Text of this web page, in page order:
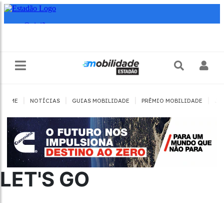
HOME NOTÍCIAS GUIAS MOBILIDADE PRÊMIO MOBILIDADE
LET'S GO